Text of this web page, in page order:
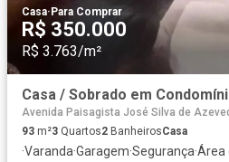
Casa·Para Comprar
R$ 350.000
R$ 3.763/m²
Avenida Paisagista José Silva de
93 m²3 Quartos2 BanheirosCasa
·Varanda·Garagem·Segurança·Área